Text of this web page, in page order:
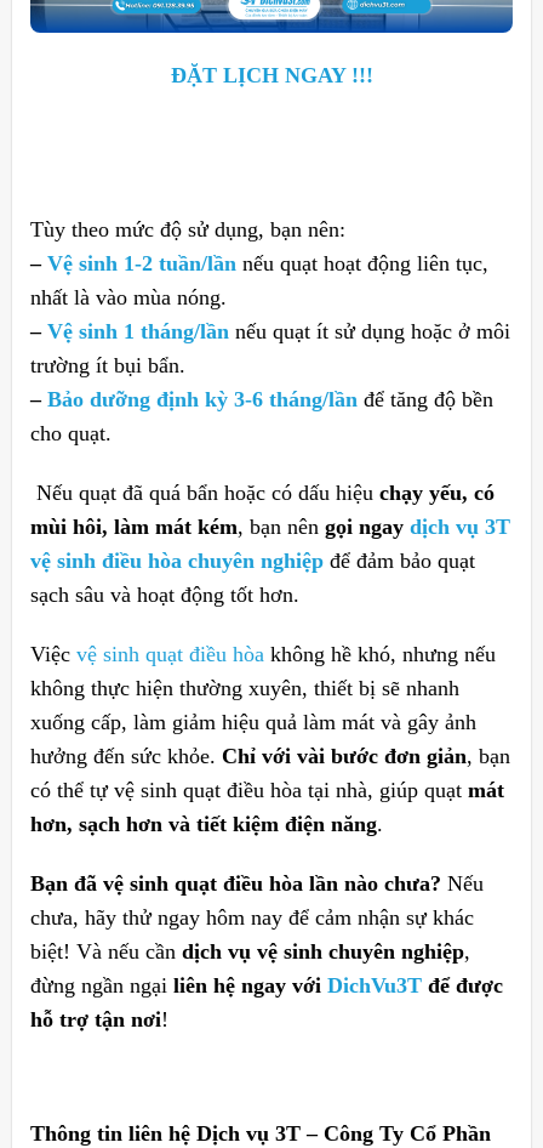
ĐẶT LỊCH NGAY !!!
Tùy theo mức độ sử dụng, bạn nên:
– Vệ sinh 1-2 tuần/lầnnếu quạt hoạt động liên tục,
nhất là vào mùa nóng.
– Vệ sinh 1 tháng/lầnnếu quạt ít sử dụng hoặc ở môi
trường ít bụi bẩn.
– Bảo dưỡng định kỳ 3-6 tháng/lầnđể tăng độ bền
cho quạt.
Nếu quạt đã quá bẩn hoặc có dấu hiệu chạy yếu, có
mùi hôi, làm mát kém, bạn nên gọi ngay dịch vụ 3T
vệ sinh điều hòa chuyên nghiệpđể đảm bảo quạt
sạch sâu và hoạt động tốt hơn.
Việc vệ sinh quạt điều hòa không hề khó, nhưng nếu
không thực hiện thường xuyên, thiết bị sẽ nhanh
xuống cấp, làm giảm hiệu quả làm mát và gây ảnh
hưởng đến sức khỏe. Chỉ với vài bước đơn giản, bạn
có thể tự vệ sinh quạt điều hòa tại nhà, giúp quạt mát
hơn, sạch hơn và tiết kiệm điện năng.
Bạn đã vệ sinh quạt điều hòa lần nào chưa? Nếu
chưa, hãy thử ngay hôm nay để cảm nhận sự khác
biệt! Và nếu cần dịch vụ vệ sinh chuyên nghiệp,
đừng ngần ngại liên hệ ngay với DichVu3Tđể được
hỗ trợ tận nơi!
Thông tin liên hệ Dịch vụ 3T – Công Ty Cổ Phần